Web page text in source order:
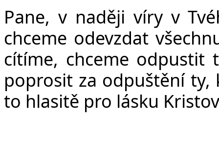
Pane, v naději víry v
chceme odevzdat
cítíme, chceme odpustit
poprosit za odpuštění ty,
to hlasitě pro lásku